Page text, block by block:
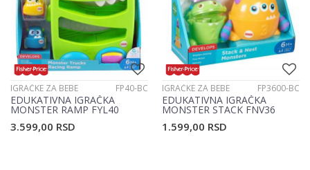
IGRAČKE ZA BEBE FP40-BC
EDUKATIVNA IGRAČKA
MONSTER RAMP FYL40
3.599,00 RSD
IGRAČKE ZA BEBE FP3600-BC
EDUKATIVNA IGRAČKA
MONSTER STACK FNV36
1.599,00 RSD